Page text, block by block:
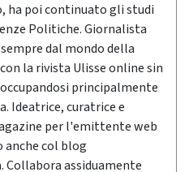
ha poi continuato gli studi
Politiche. Giornalista
dal mondo della
la rivista Ulisse online sin
principalmente
Ideatrice, curatrice e
per l'emittente web
anche col blog
assiduamente